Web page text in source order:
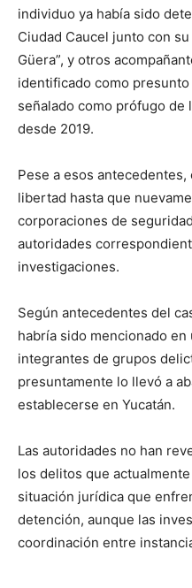
individuo ya había sido
Ciudad Caucel junto con
Güera”, y otros
identificado como
señalado como prófugo
desde 2019.
Pese a esos
libertad hasta que
corporaciones de
autoridades
investigaciones.
Según antecedentes del
habría sido mencionado en
integrantes de grupos
presuntamente lo llevó a
establecerse en Yucatán.
Las autoridades no han
los delitos que
situación jurídica que
detención, aunque las
coordinación entre